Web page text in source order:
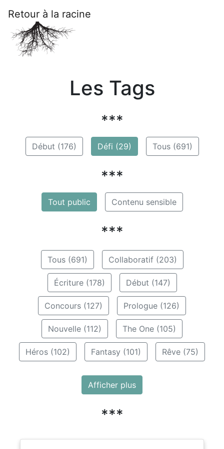
Retour à la racine
Les Tags
***
Début (176) Défi (29) Tous (691)
***
Tout public Contenu sensible
***
Tous (691) Collaboratif (203)
Écriture (178) Début (147)
Concours (127) Prologue (126)
Nouvelle (112) The One (105)
Héros (102) Fantasy (101) Rêve (75)
Afficher plus
***